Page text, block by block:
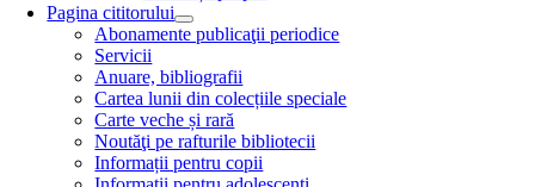
Pagina cititorului
Abonamente publicaţii periodice
Servicii
Anuare, bibliografii
Cartea lunii din colecțiile speciale
Carte veche și rară
Noutăţi pe rafturile bibliotecii
Informații pentru copii